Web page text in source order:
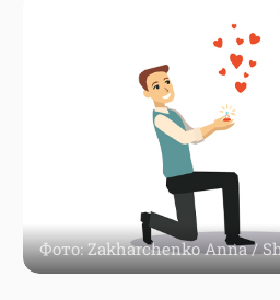
Фото: Zakharchenko Anna /